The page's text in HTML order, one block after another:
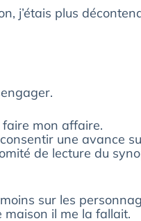
j’étais plus
mon affaire.
une avance
de lecture du
moins sur les
maison il me la fallait.